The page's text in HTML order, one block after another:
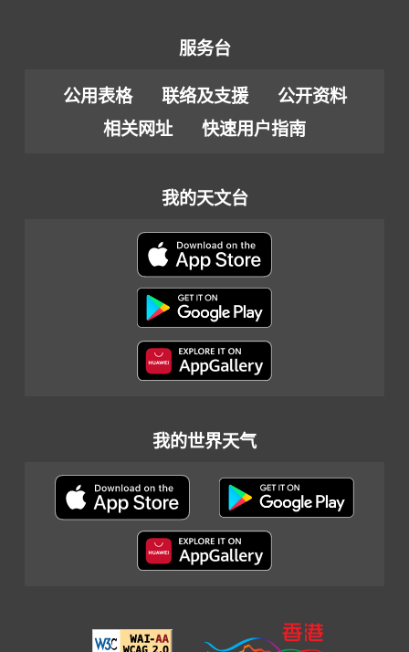
服务台
公用表格 联络及支援
公开资料
相关网址
快速用户指南
我的天文台
我的世界天气